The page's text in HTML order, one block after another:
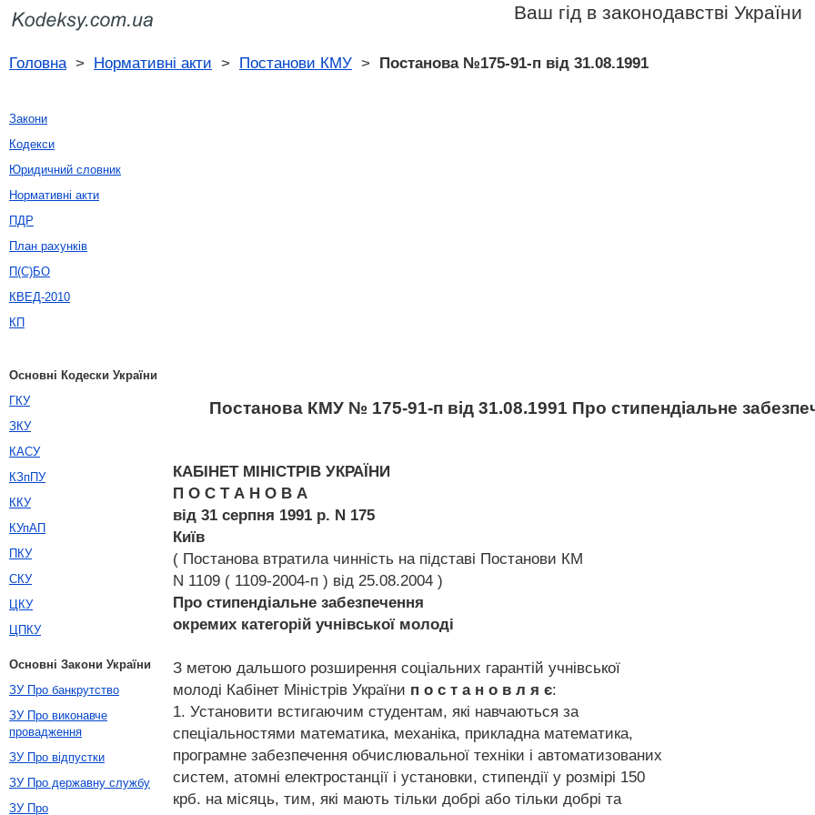
Ваш гід в законодавстві України
Головна> Нормативні акти > Постанови КМУ > Постанова №175-91-п від 31.08.1991
Постанова КМУ № 175-91-п від 31.08.1991 Про стипендіальне
КАБІНЕТ МІНІСТРІВ УКРАЇНИ
П О С Т А Н О В А
від 31 серпня 1991 р. N 175
Київ
( Постанова втратила чинність на підставі Постанови КМ
N 1109 ( 1109-2004-п ) від 25.08.2004 )
Про стипендіальне забезпечення
окремих категорій учнівської молоді
З метою дальшого розширення соціальних гарантій учнівської
молоді Кабінет Міністрів України п о с т а н о в л я є:
1. Установити встигаючим студентам, які навчаються за
спеціальностями математика, механіка, прикладна математика,
програмне забезпечення обчислювальної техніки і автоматизованих
систем, атомні електростанції і установки, стипендії у розмірі 150
крб. на місяць, тим, які мають тільки добрі або тільки добрі та
Закони
Кодекси
Юридичний словник
Нормативні акти
ПДР
План рахунків
П(С)БО
КВЕД-2010
КП
Основні Кодески України
ГКУ
ЗКУ
КАСУ
КЗпПУ
ККУ
КУпАП
ПКУ
СКУ
ЦКУ
ЦПКУ
Основні Закони України
ЗУ Про банкрутство
ЗУ Про виконавче
провадження
ЗУ Про відпустки
ЗУ Про державну службу
ЗУ Про